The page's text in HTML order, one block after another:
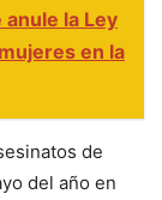
la Ley
en la
de
del año en